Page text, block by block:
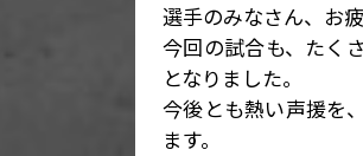
選手のみなさん、お
今回の試合も、たく
となりました。
今後とも熱い声援を
ます。